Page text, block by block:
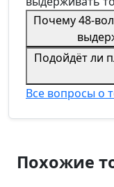
Почему 48-
Подойдёт ли
Все вопросы о
Похожие